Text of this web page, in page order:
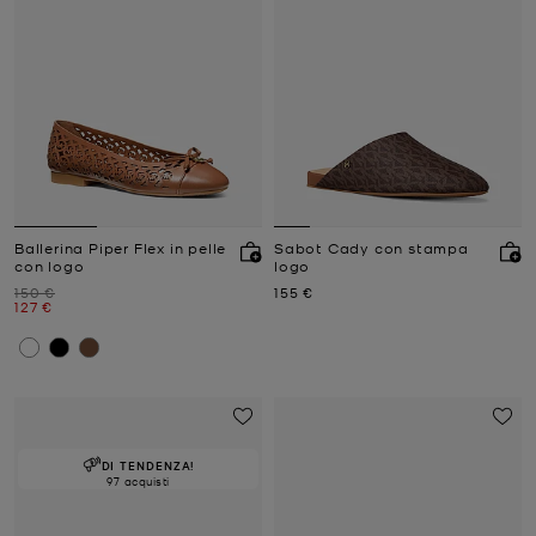
Ballerina Piper Flex in pelle
con logo
Prezzo iniziale
150 €
Prezzo attuale
127 €
Sabot Cady con stampa
logo
Prezzo attuale
155 €
DI TENDENZA!
97 acquisti